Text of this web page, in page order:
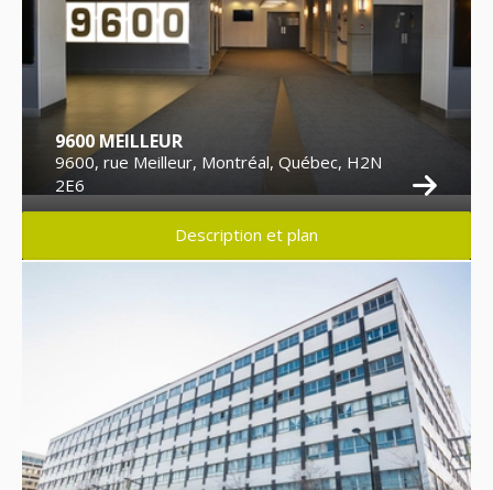
9600 MEILLEUR
9600, rue Meilleur, Montréal, Québec, H2N
2E6
Description et plan